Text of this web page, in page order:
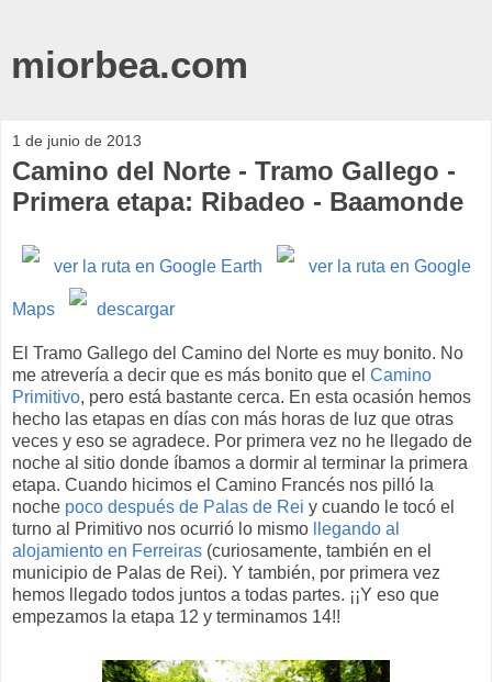
miorbea.com
1 de junio de 2013
Camino del Norte - Tramo Gallego -
Primera etapa: Ribadeo - Baamonde
ver la ruta en Google Earth ver la ruta en Google
Maps descargar
El Tramo Gallego del Camino del Norte es muy bonito. No
me atrevería a decir que es más bonito que el Camino
Primitivo, pero está bastante cerca. En esta ocasión hemos
hecho las etapas en días con más horas de luz que otras
veces y eso se agradece. Por primera vez no he llegado de
noche al sitio donde íbamos a dormir al terminar la primera
etapa. Cuando hicimos el Camino Francés nos pilló la
noche poco después de Palas de Rei y cuando le tocó el
turno al Primitivo nos ocurrió lo mismo
llegando al
alojamiento en Ferreiras (curiosamente, también en el
municipio de Palas de Rei). Y también, por primera vez
hemos llegado todos juntos a todas partes. ¡¡Y eso que
empezamos la etapa 12 y terminamos 14!!